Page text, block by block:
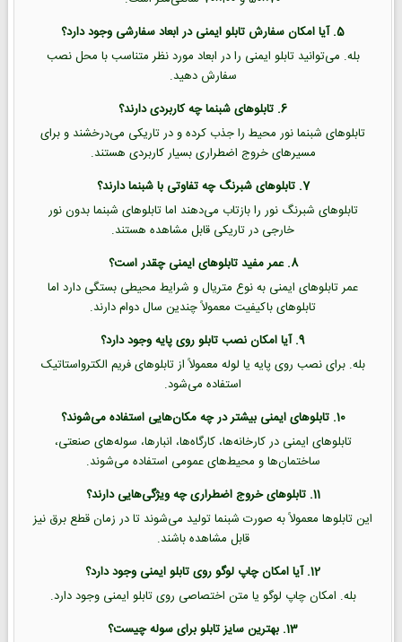
5. آیا امکان سفارش تابلو ایمنی در ابعاد سفارشی وجود دارد؟
بله. می‌توانید تابلو ایمنی را در ابعاد مورد نظر متناسب با محل نصب
سفارش دهید.
6. تابلوهای شبنما چه کاربردی دارند؟
تابلوهای شبنما نور محیط را جذب کرده و در تاریکی می‌درخشند و برای
مسیرهای خروج اضطراری بسیار کاربردی هستند.
7. تابلوهای شبرنگ چه تفاوتی با شبنما دارند؟
تابلوهای شبرنگ نور را بازتاب می‌دهند اما تابلوهای شبنما بدون نور
خارجی در تاریکی قابل مشاهده هستند.
8. عمر مفید تابلوهای ایمنی چقدر است؟
عمر تابلوهای ایمنی به نوع متریال و شرایط محیطی بستگی دارد اما
تابلوهای باکیفیت معمولاً چندین سال دوام دارند.
9. آیا امکان نصب تابلو روی پایه وجود دارد؟
بله. برای نصب روی پایه یا لوله معمولاً از تابلوهای فریم الکترواستاتیک
استفاده می‌شود.
10. تابلوهای ایمنی بیشتر در چه مکان‌هایی استفاده می‌شوند؟
تابلوهای ایمنی در کارخانه‌ها، کارگاه‌ها، انبارها، سوله‌های صنعتی،
ساختمان‌ها و محیط‌های عمومی استفاده می‌شوند.
11. تابلوهای خروج اضطراری چه ویژگی‌هایی دارند؟
این تابلوها معمولاً به صورت شبنما تولید می‌شوند تا در زمان قطع برق نیز
قابل مشاهده باشند.
12. آیا امکان چاپ لوگو روی تابلو ایمنی وجود دارد؟
بله. امکان چاپ لوگو یا متن اختصاصی روی تابلو ایمنی وجود دارد.
13. بهترین سایز تابلو برای سوله چیست؟